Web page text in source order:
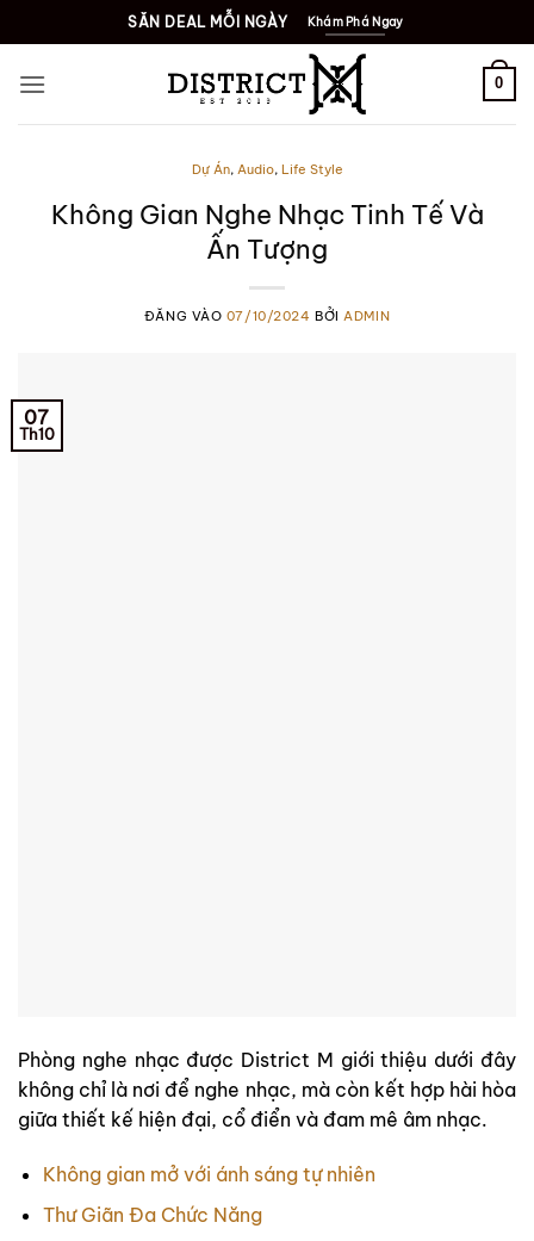
qua
nội
SĂN DEAL MỖI NGÀY Khám Phá Ngay
0
Dự Án, Audio, Life Style
Không Gian Nghe Nhạc Tinh Tế Và
Ấn Tượng
ĐĂNG VÀO 07/10/2024 BỞI ADMIN
07
Th10
Phòng nghe nhạc được District M giới thiệu dưới đây
không chỉ là nơi để nghe nhạc, mà còn kết hợp hài hòa
giữa thiết kế hiện đại, cổ điển và đam mê âm nhạc.
Không gian mở với ánh sáng tự nhiên
Thư Giãn Đa Chức Năng